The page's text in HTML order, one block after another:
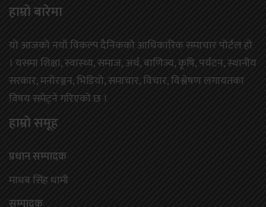
हाम्राे बारेमा
यो आजको नयाँ विकल्प दैनिकको आधिकारिक समाचार पोर्टल हो
। यसमा शिक्षा, स्वास्थ्य, समाज, अर्थ, बाणिज्य, कृषि, पर्यटन, स्थानीय
सरकार, मनोरञ्जन, भिडियो, समाचार, विचार, विश्लेषण लगायतका
विषय समेट्ने गरिएको छ ।
हाम्राे समूह
प्रधान सम्पादक
माधब सिंह धामी